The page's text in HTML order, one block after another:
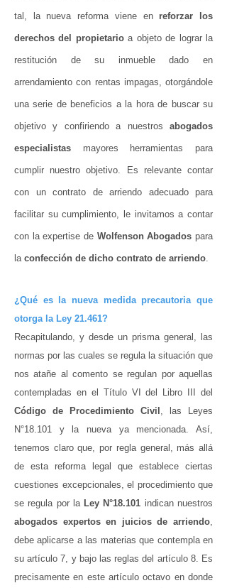
tal, la nueva reforma viene en reforzar los
derechos del propietarioa objeto de lograr la
restitución de su inmueble dado en
arrendamiento con rentas impagas, otorgándole
una serie de beneficios a la hora de buscar su
objetivo y confiriendo a nuestros abogados
especialistas mayores herramientas para
cumplir nuestro objetivo. Es relevante contar
con un contrato de arriendo adecuado para
facilitar su cumplimiento, le invitamos a contar
con la expertise de Wolfenson Abogados para
la confección de dicho contrato de arriendo.
¿Qué es la nueva medida precautoria que
otorga la Ley 21.461?
Recapitulando, y desde un prisma general, las
normas por las cuales se regula la situación que
nos atañe al comento se regulan por aquellas
contempladas en el Título VI del Libro III del
Código de Procedimiento Civil , las Leyes
N°18.101 y la nueva ya mencionada. Así,
tenemos claro que, por regla general, más allá
de esta reforma legal que establece ciertas
cuestiones excepcionales, el procedimiento que
se regula por la Ley N°18.101 indican nuestros
abogados expertos en juicios de arriendo,
debe aplicarse a las materias que contempla en
su artículo 7, y bajo las reglas del artículo 8. Es
precisamente en este artículo octavo en donde